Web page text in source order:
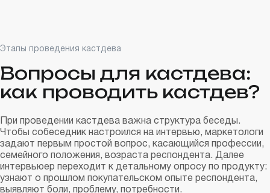
Этапы проведения кастдева
Вопросы для кастдева:
как проводить кастдев?
При проведении кастдева важна структура беседы.
Чтобы собеседник настроился на интервью, маркетологи
задают первым простой вопрос, касающийся профессии,
семейного положения, возраста респондента. Далее
интервьюер переходит к детальному опросу по продукту:
узнают о прошлом покупательском опыте респондента,
выявляют боли, проблему, потребности.